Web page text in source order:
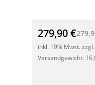
Rattan
279,90 €
inkl. 19% Mwst.
Versandgewicht: